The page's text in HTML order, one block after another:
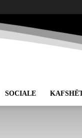
SOCIALE